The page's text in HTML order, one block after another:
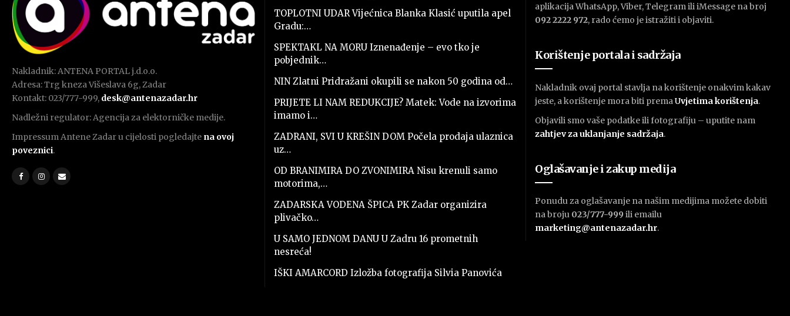
Nakladnik: ANTENA PORTAL j.d.o.o.
Adresa: Trg kneza Višeslava 6g, Zadar
Kontakt: 023/777-999, desk@antenazadar.hr
Nadležni regulator: Agencija za elektorničke medije.
Impressum Antene Zadar u cijelosti pogledajte na ovoj
poveznici.
TOPLOTNI UDAR Vijećnica Blanka Klasić uputila apel
Gradu:…
SPEKTAKL NA MORU Iznenađenje – evo tko je
pobjednik…
NIN Zlatni Pridražani okupili se nakon 50 godina od…
PRIJETE LI NAM REDUKCIJE? Matek: Vode na izvorima
imamo i…
ZADRANI, SVI U KREŠIN DOM Počela prodaja ulaznica
uz…
OD BRANIMIRA DO ZVONIMIRA Nisu krenuli samo
motorima,…
ZADARSKA VODENA ŠPICA PK Zadar organizira
plivačko…
U SAMO JEDNOM DANU U Zadru 16 prometnih
nesreća!
IŠKI AMARCORD Izložba fotografija Silvia Panovića
aplikacija WhatsApp, Viber, Telegram ili iMessage na broj
092 2222 972, rado ćemo je istražiti i objaviti.
Korištenje portala i sadržaja
Nakladnik ovaj portal stavlja na korištenje onakvim kakav
jeste, a korištenje mora biti premaUvjetima korištenja.
Objavili smo vaše podatke ili fotografiju – uputite nam
zahtjev za uklanjanje sadržaja.
Oglašavanje i zakup medija
Ponudu za oglašavanje na našim medijima možete dobiti
na broju 023/777-999 ili emailu
marketing@antenazadar.hr.